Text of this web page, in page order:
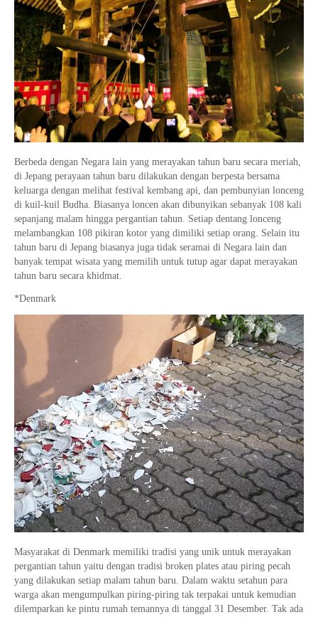
Berbeda dengan Negara lain yang merayakan tahun baru secara meriah,
di Jepang perayaan tahun baru dilakukan dengan berpesta bersama
keluarga dengan melihat festival kembang api, dan pembunyian lonceng
di kuil-kuil Budha. Biasanya loncen akan dibunyikan sebanyak 108 kali
sepanjang malam hingga pergantian tahun. Setiap dentang lonceng
melambangkan 108 pikiran kotor yang dimiliki setiap orang. Selain itu
tahun baru di Jepang biasanya juga tidak seramai di Negara lain dan
banyak tempat wisata yang memilih untuk tutup agar dapat merayakan
tahun baru secara khidmat.
*Denmark
Masyarakat di Denmark memiliki tradisi yang unik untuk merayakan
pergantian tahun yaitu dengan tradisi broken plates atau piring pecah
yang dilakukan setiap malam tahun baru. Dalam waktu setahun para
warga akan mengumpulkan piring-piring tak terpakai untuk kemudian
dilemparkan ke pintu rumah temannya di tanggal 31 Desember. Tak ada